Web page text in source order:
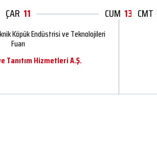
ÇAR 11 PER 12
CUM 13 CMT
Köpük Endüstrisi ve Teknolojileri
Fuarı
Tanıtım Hizmetleri A.Ş.